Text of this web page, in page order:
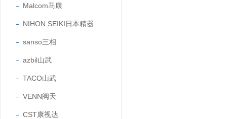
Malcom马康
NIHON SEIKI日本精器
sanso三相
azbil山武
TACO山武
VENN阀天
CST康视达